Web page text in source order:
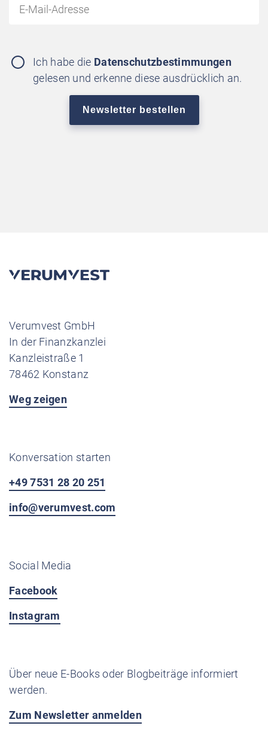
Ich habe die Datenschutzbestimmungen
gelesen und erkenne diese ausdrücklich an.
Verumvest GmbH
In der Finanzkanzlei
Kanzleistraße 1
78462 Konstanz
Weg zeigen
Konversation starten
+49 7531 28 20 251
info@verumvest.com
Social Media
Facebook
Instagram
Über neue E-Books oder Blogbeiträge informiert
werden.
Zum Newsletter anmelden